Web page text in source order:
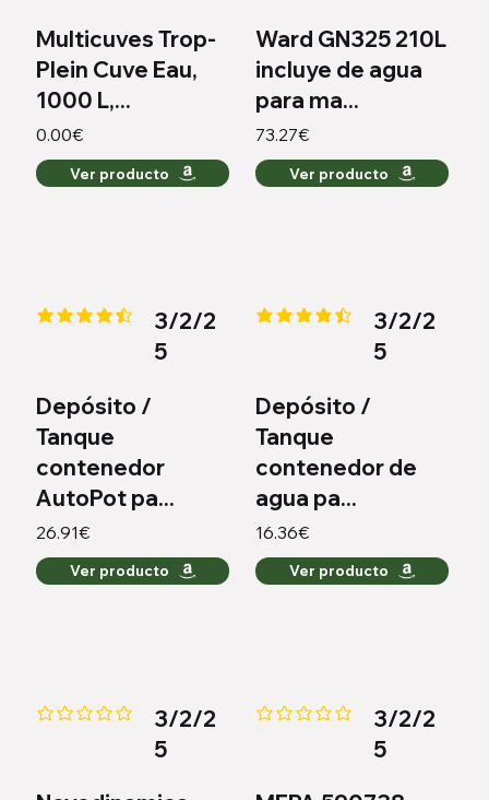
Multicuves Trop-
Plein Cuve Eau,
1000 L,...
0.00€
Ver producto
Ward GN325 210L
incluye de agua
para ma...
73.27€
Ver producto
la calificación promedio es 4.4 de 5
3/2/2
5
Depósito /
Tanque
contenedor
AutoPot pa...
26.91€
Ver producto
la calificación promedio es 4.6
3/2/2
5
Depósito /
Tanque
contenedor de
agua pa...
16.36€
Ver producto
Aún no hay calificaciones
3/2/2
5
Aún no hay calificaciones
3/2/2
5